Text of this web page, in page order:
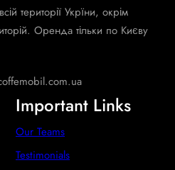
території Укрїни, окрім
Оренда тільки по Києву
Important Links
Our Teams
Testimonials